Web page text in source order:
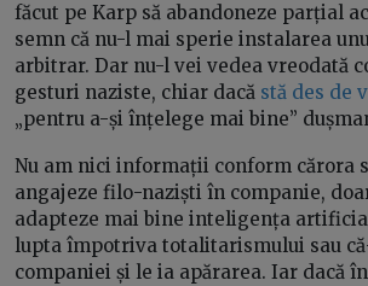
făcut pe Karp să abandoneze parțial
semn că nu-l mai sperie instalarea
arbitrar. Dar nu-l vei vedea vreodată
gesturi naziste, chiar dacă stă des de
„pentru a-și înțelege mai bine”
Nu am nici informații conform cărora
angajeze filo-naziști în companie,
adapteze mai bine inteligența
lupta împotriva totalitarismului sau
companiei și le ia apărarea. Iar dacă